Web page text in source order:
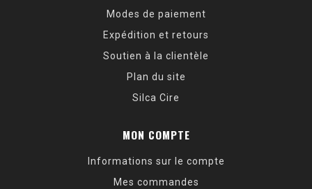
Modes de paiement
Expédition et retours
Soutien à la clientèle
Plan du site
Silca Cire
MON COMPTE
Informations sur le compte
Mes commandes